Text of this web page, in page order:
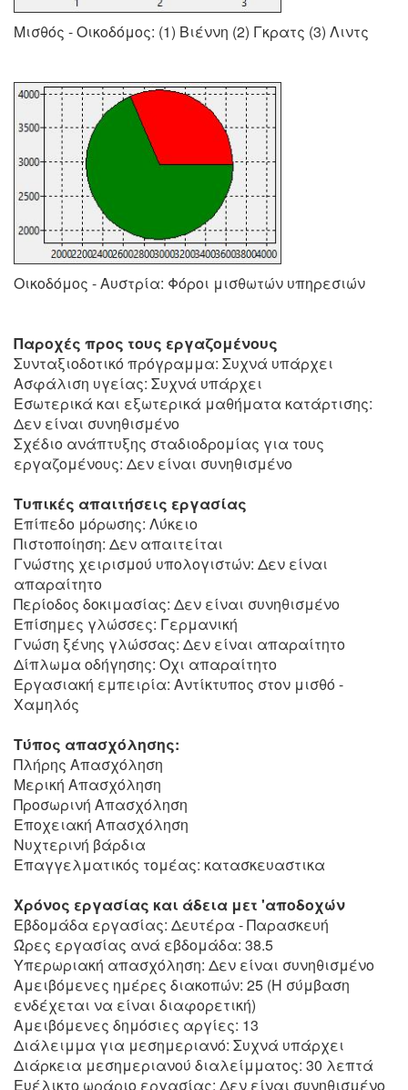
Μισθός - Οικοδόμος: (1) Βιέννη (2) Γκρατς (3) Λιντς
Οικοδόμος - Αυστρία: Φόροι μισθωτών υπηρεσιών
Παροχές προς τους εργαζομένους
Συνταξιοδοτικό πρόγραμμα: Συχνά υπάρχει
Ασφάλιση υγείας: Συχνά υπάρχει
Εσωτερικά και εξωτερικά μαθήματα κατάρτισης:
Δεν είναι συνηθισμένο
Σχέδιο ανάπτυξης σταδιοδρομίας για τους
εργαζομένους: Δεν είναι συνηθισμένο
Τυπικές απαιτήσεις εργασίας
Επίπεδο μόρωσης: Λύκειο
Πιστοποίηση: Δεν απαιτείται
Γνώστης χειρισμού υπολογιστών: Δεν είναι
απαραίτητο
Περίοδος δοκιμασίας: Δεν είναι συνηθισμένο
Επίσημες γλώσσες: Γερμανική
Γνώση ξένης γλώσσας: Δεν είναι απαραίτητο
Δίπλωμα οδήγησης: Οχι απαραίτητο
Εργασιακή εμπειρία: Αντίκτυπος στον μισθό -
Χαμηλός
Τύπος απασχόλησης:
Πλήρης Απασχόληση
Μερική Απασχόληση
Προσωρινή Απασχόληση
Εποχειακή Απασχόληση
Νυχτερινή βάρδια
Επαγγελματικός τομέας: κατασκευαστικα
Χρόνος εργασίας και άδεια μετ 'αποδοχών
Εβδομάδα εργασίας: Δευτέρα - Παρασκευή
Ώρες εργασίας ανά εβδομάδα: 38.5
Υπερωριακή απασχόληση: Δεν είναι συνηθισμένο
Αμειβόμενες ημέρες διακοπών: 25 (Η σύμβαση
ενδέχεται να είναι διαφορετική)
Αμειβόμενες δημόσιες αργίες: 13
Διάλειμμα για μεσημεριανό: Συχνά υπάρχει
Διάρκεια μεσημεριανού διαλείμματος: 30 λεπτά
Ευέλικτο ωράριο εργασίας: Δεν είναι συνηθισμένο